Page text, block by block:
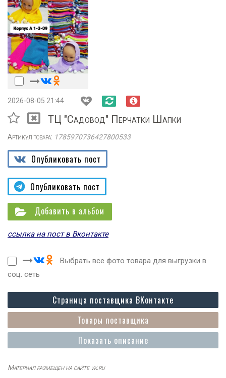
2026-08-05 21:44
ТЦ "Садовод" Перчатки Шапки
Артикул товара: 1785970736427800533
Опубликовать пост
Опубликовать пост
Добавить в альбом
ссылка на пост в Вконтакте
Выбрать все фото товара для выгрузки в
соц. сеть
Показать описание
Товары поставщика
Страница поставщика ВКонтакте
Материал размещен на сайте vk.ru